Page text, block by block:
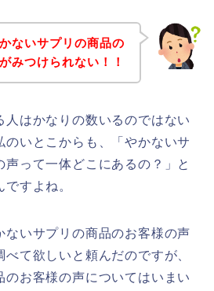
ないサプリの商品の
みつけられない！！
人はかなりの数いるのではない
のいとこからも、「やかないサ
声って一体どこにあるの？」と
すよね。
ないサプリの商品のお客様の声
て欲しいと頼んだのですが、
のお客様の声についてはいまい